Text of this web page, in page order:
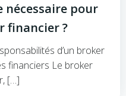
nécessaire pour
financier ?
d’un broker
financiers Le broker
[…]